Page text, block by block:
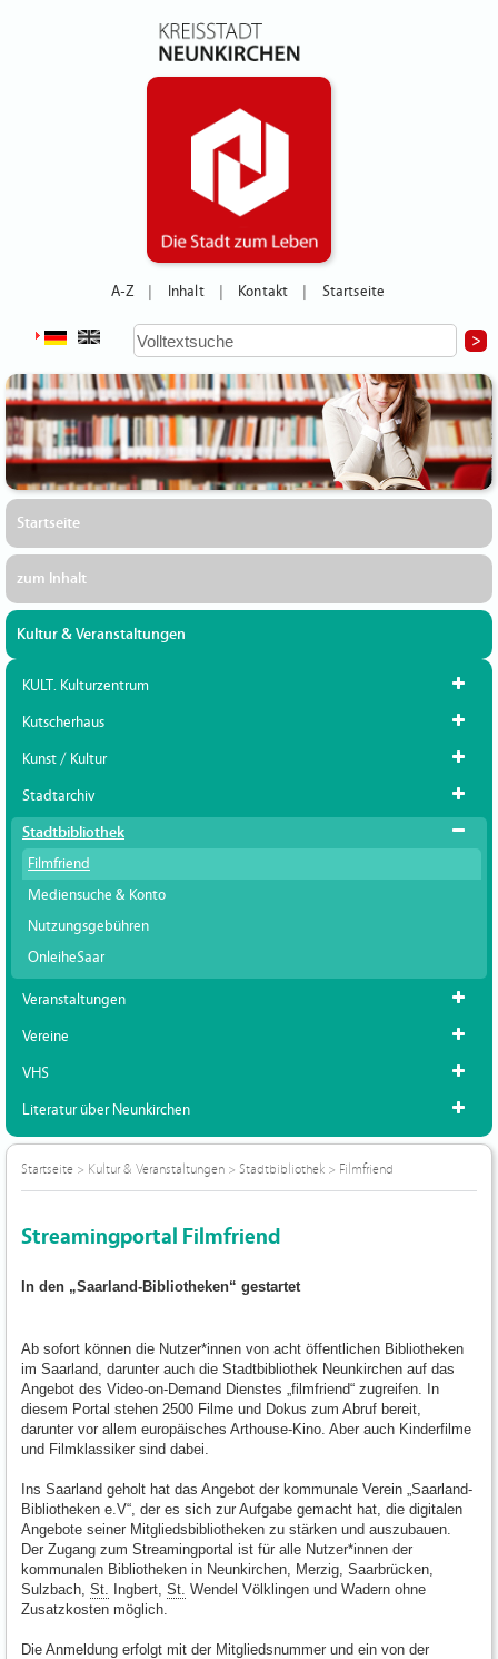
A-Z Inhalt Kontakt Startseite
Startseite
zum Inhalt
Kultur & Veranstaltungen
KULT. Kulturzentrum
Kutscherhaus
Kunst / Kultur
Stadtarchiv
Stadtbibliothek
Filmfriend
Mediensuche & Konto
Nutzungsgebühren
OnleiheSaar
Veranstaltungen
Vereine
VHS
Literatur über Neunkirchen
Startseite > Kultur & Veranstaltungen > Stadtbibliothek > Filmfriend
Streamingportal Filmfriend
In den „Saarland-Bibliotheken“ gestartet
Ab sofort können die Nutzer*innen von acht öffentlichen Bibliotheken
im Saarland, darunter auch die Stadtbibliothek Neunkirchen auf das
Angebot des Video-on-Demand Dienstes „filmfriend“ zugreifen. In
diesem Portal stehen 2500 Filme und Dokus zum Abruf bereit,
darunter vor allem europäisches Arthouse-Kino. Aber auch Kinderfilme
und Filmklassiker sind dabei.
Ins Saarland geholt hat das Angebot der kommunale Verein „Saarland-
Bibliotheken e.V“, der es sich zur Aufgabe gemacht hat, die digitalen
Angebote seiner Mitgliedsbibliotheken zu stärken und auszubauen.
Der Zugang zum Streamingportal ist für alle Nutzer*innen der
kommunalen Bibliotheken in Neunkirchen, Merzig, Saarbrücken,
Sulzbach, St. Ingbert, St. Wendel Völklingen und Wadern ohne
Zusatzkosten möglich.
Die Anmeldung erfolgt mit der Mitgliedsnummer und ein von der